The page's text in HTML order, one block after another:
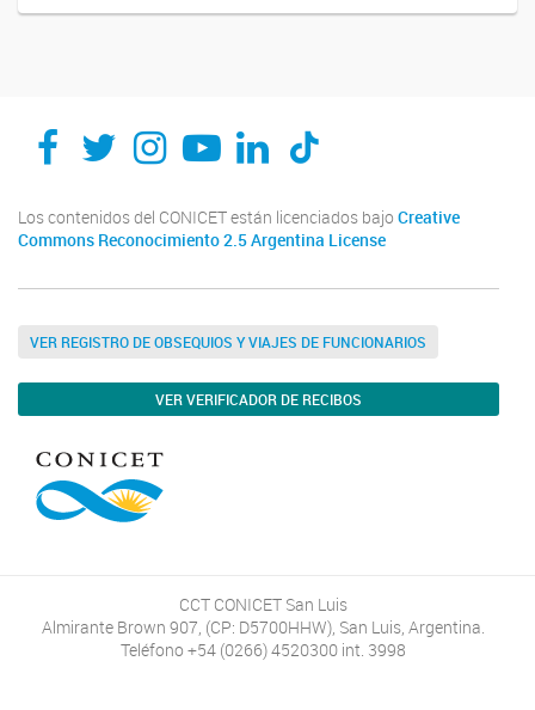
Los contenidos del CONICET están licenciados bajo Creative
Commons Reconocimiento 2.5 Argentina License
VER REGISTRO DE OBSEQUIOS Y VIAJES DE FUNCIONARIOS
VER VERIFICADOR DE RECIBOS
CCT CONICET San Luis
Almirante Brown 907, (CP: D5700HHW), San Luis, Argentina.
Teléfono +54 (0266) 4520300 int. 3998